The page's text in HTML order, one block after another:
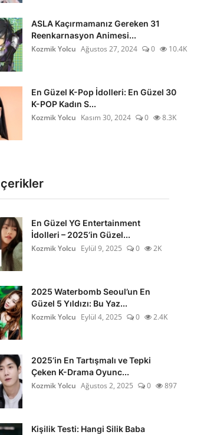
ASLA Kaçırmamanız Gereken 31
Reenkarnasyon Animesi...
Kozmik Yolcu Ağustos 27, 2024 0 10.4K
En Güzel K-Pop İdolleri: En Güzel 30
K-POP Kadın S...
Kozmik Yolcu Kasım 30, 2024 0 8.3K
En Güzel YG Entertainment
İdolleri – 2025’in Güzel...
Kozmik Yolcu Eylül 9, 2025 0 2K
2025 Waterbomb Seoul’un En
Güzel 5 Yıldızı: Bu Yaz...
Kozmik Yolcu Eylül 4, 2025 0 2.4K
2025’in En Tartışmalı ve Tepki
Çeken K-Drama Oyunc...
Kozmik Yolcu Ağustos 2, 2025 0 897
Kişilik Testi: Hangi Silik Baba